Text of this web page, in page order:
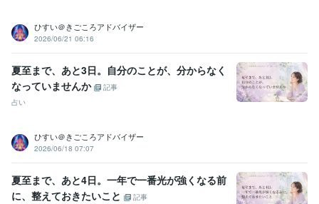
ひすい＠きごころアドバイザー
2026/06/21 06:16
夏至まで、あと3日。自分のことが、分からなく
なっていませんか
記事
占い
ひすい＠きごころアドバイザー
2026/06/18 07:07
夏至まで、あと4日。一年で一番光が強くなる前
に、整えておきたいこと
記事